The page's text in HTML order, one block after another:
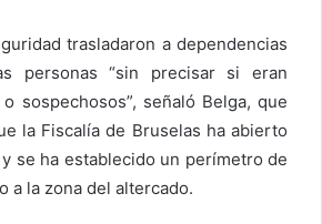
trasladaron a dependencias
personas “sin precisar si eran
sospechosos”, señaló Belga, que
la Fiscalía de Bruselas ha abierto
se ha establecido un perímetro de
a la zona del altercado.